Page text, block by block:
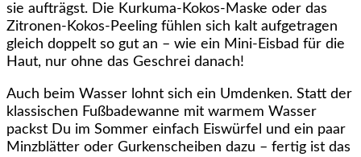
sie aufträgst. Die Kurkuma-Kokos-Maske oder das
Zitronen-Kokos-Peeling fühlen sich kalt aufgetragen
gleich doppelt so gut an – wie ein Mini-Eisbad für die
Haut, nur ohne das Geschrei danach!
Auch beim Wasser lohnt sich ein Umdenken. Statt der
klassischen Fußbadewanne mit warmem Wasser
packst Du im Sommer einfach Eiswürfel und ein paar
Minzblätter oder Gurkenscheiben dazu – fertig ist das